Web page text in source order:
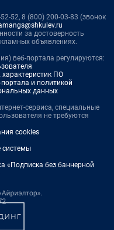
52, 8 (800) 200-03-83 (звонок
за достоверность
объявлениях.
веб-портала регулируются:
ПО
и политикой
данных
сервиса, специальные
не требуются
cookies
системы
«Подписка без баннерной